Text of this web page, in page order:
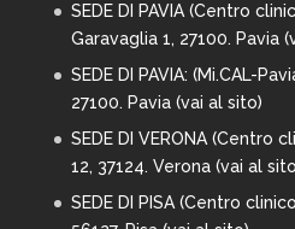
SEDE DI PAVIA (Centro
Garavaglia 1, 27100. Pavia (
SEDE DI PAVIA: (Mi.CAL-
27100. Pavia (vai al sito)
SEDE DI VERONA (Centro
12, 37124. Verona (vai al sito
SEDE DI PISA (Centro